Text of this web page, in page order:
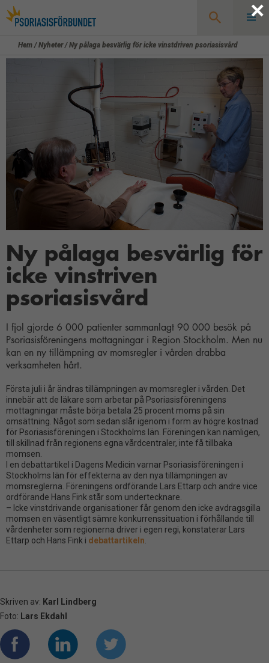
Sök
Hem /Nyheter/Ny pålaga besvärlig för icke vinstdriven psoriasisvård
Ny pålaga besvärlig för
icke vinstriven
psoriasisvård
I fjol gjorde 6 000 patienter sammanlagt 90 000 besök på
Psoriasisföreningens mottagningar i Region Stockholm. Men nu
kan en ny tillämpning av momsregler i vården drabba
verksamheten hårt.
Första juli i år ändras tillämpningen av momsregler i vården. Det
innebär att de läkare som arbetar på Psoriasisföreningens
mottagningar måste börja betala 25 procent moms på sin
omsättning. Något som sedan slår igenom i form av högre kostnad
för Psoriasisföreningen i Stockholms län. Föreningen kan nämligen,
till skillnad från regionens egna vårdcentraler, inte få tillbaka
momsen.
I en debattartikel i Dagens Medicin varnar Psoriasisföreningen i
Stockholms län för effekterna av den nya tillämpningen av
momsreglerna. Föreningens ordförande Lars Ettarp och andre vice
ordförande Hans Fink står som undertecknare.
– Icke vinstdrivande organisationer får genom den icke avdragsgilla
momsen en väsentligt sämre konkurrenssituation i förhållande till
vårdenheter som regionerna driver i egen regi, konstaterar Lars
Ettarp och Hans Fink i debattartikeln
Skriven av: Karl Lindberg
Foto: Lars Ekdahl
×